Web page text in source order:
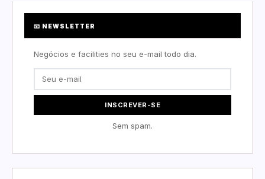
📧 NEWSLETTER
Negócios e facilities no seu e-mail todo dia.
INSCREVER-SE
Sem spam.